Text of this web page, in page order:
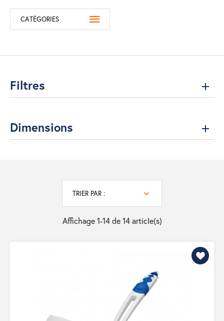
CATÉGORIES
Filtres
Dimensions
TRIER PAR :
Affichage 1-14 de 14 article(s)